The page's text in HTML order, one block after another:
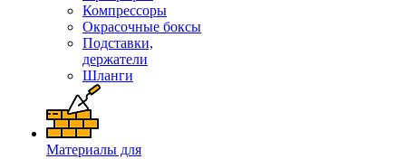
Компрессоры
Окрасочные боксы
Подставки,
держатели
Шланги
Материалы для